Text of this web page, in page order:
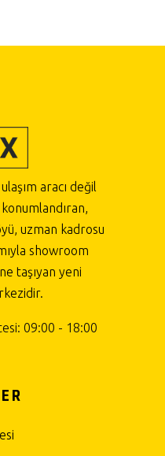
aracı değil
uzman kadrosu
showroom
taşıyan yeni
09:00 - 18:00